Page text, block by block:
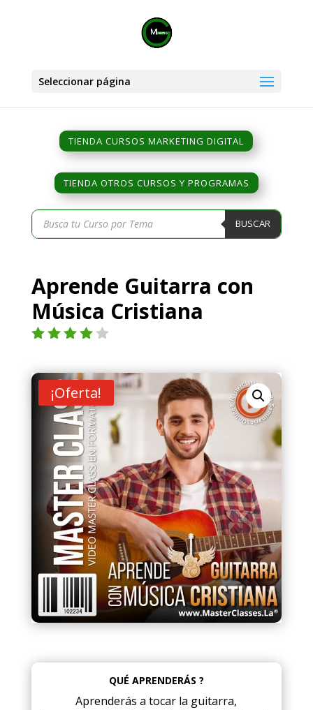
Seleccionar página
TIENDA CURSOS MARKETING DIGITAL
TIENDA OTROS CURSOS Y PROGRAMAS
Búsqueda
de
productos
BUSCAR
Aprende Guitarra con
Música Cristiana
4.00de
5 en
base a
valoraci
ón de
cliente
¡Oferta!
QUÉ APRENDERÁS ?
Aprenderás a tocar la guitarra,